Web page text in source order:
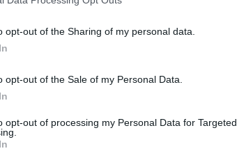
opt-out of the Sharing of my personal data.
opt-out of the Sale of my Personal Data.
opt-out of processing my Personal Data for Targeted
nella sezioneLogindal menù del sito o
di GalluraOggi.it